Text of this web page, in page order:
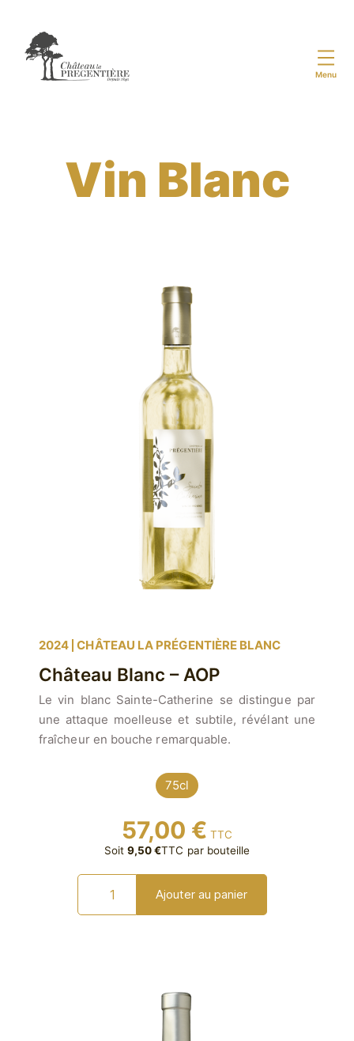
Menu
Vin Blanc
2024 CHÂTEAU LA PRÉGENTIÈRE BLANC
Château Blanc – AOP
Le vin blanc Sainte-Catherine se distingue par
une attaque moelleuse et subtile, révélant une
fraîcheur en bouche remarquable.
75cl
57,00 € TTC
Soit 9,50€TTC par bouteille
Ajouter au panier